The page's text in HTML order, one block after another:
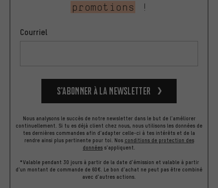
promotions
!
Courriel
S’abonner à la newsletter
Nous analysons le succès de notre newsletter dans le but de l'améliorer
continuellement. Si tu es déjà client chez nous, nous utilisons les données de
tes dernières commandes afin d'adapter celle-ci à tes intérêts et de la
rendre ainsi plus pertinente pour toi. Nos conditions de protection des
données s'appliquent.
*Valable pendant 30 jours à partir de la date d'émission et valable à partir
d'un montant de commande de 60€. Le bon d'achat ne peut pas être combiné
avec d'autres actions.